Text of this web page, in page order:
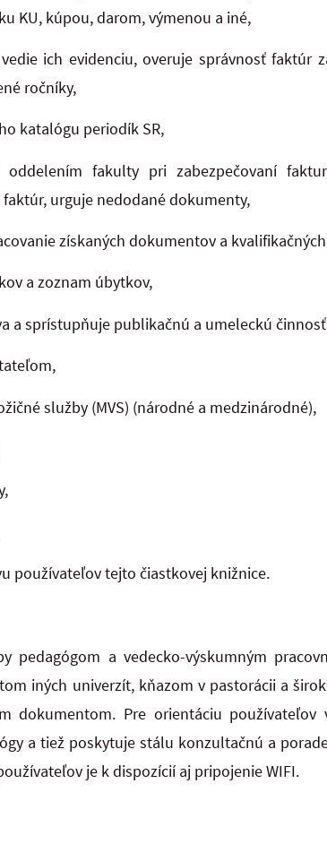
KU, kúpou, darom, výmenou a iné,
ich evidenciu, overuje správnosť faktúr
ročníky,
katalógu periodík SR,
fakulty pri zabezpečovaní
urguje nedodané dokumenty,
získaných dokumentov a kvalifikačných
a zoznam úbytkov,
a sprístupňuje publikačnú a umeleckú
služby (MVS) (národné a medzinárodné),
používateľov tejto čiastkovej knižnice.
pedagógom a vedecko-výskumným
iných univerzít, kňazom v pastorácii a
dokumentom. Pre orientáciu
a tiež poskytuje stálu konzultačnú a
je k dispozícií aj pripojenie WIFI.